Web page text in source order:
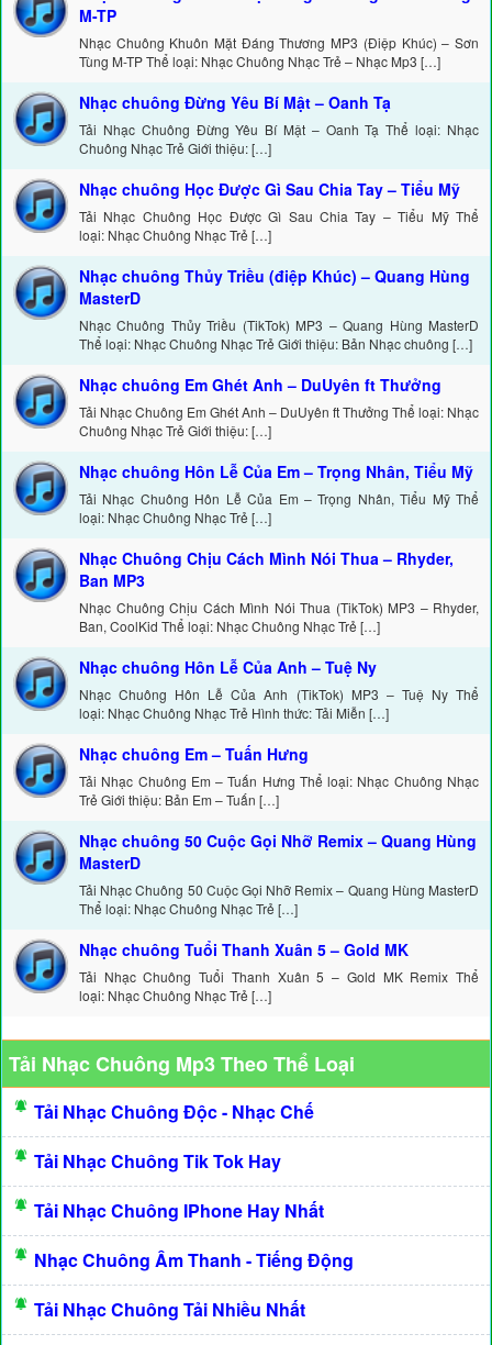
M-TP
Nhạc Chuông Khuôn Mặt Đáng Thương MP3 (Điệp Khúc) – Sơn
Tùng M-TP Thể loại: Nhạc Chuông Nhạc Trẻ – Nhạc Mp3 […]
Nhạc chuông Đừng Yêu Bí Mật – Oanh Tạ
Tải Nhạc Chuông Đừng Yêu Bí Mật – Oanh Tạ Thể loại: Nhạc
Chuông Nhạc Trẻ Giới thiệu: […]
Nhạc chuông Học Được Gì Sau Chia Tay – Tiểu Mỹ
Tải Nhạc Chuông Học Được Gì Sau Chia Tay – Tiểu Mỹ Thể
loại: Nhạc Chuông Nhạc Trẻ […]
Nhạc chuông Thủy Triều (điệp Khúc) – Quang Hùng
MasterD
Nhạc Chuông Thủy Triều (TikTok) MP3 – Quang Hùng MasterD
Thể loại: Nhạc Chuông Nhạc Trẻ Giới thiệu: Bản Nhạc chuông […]
Nhạc chuông Em Ghét Anh – DuUyên ft Thưởng
Tải Nhạc Chuông Em Ghét Anh – DuUyên ft Thưởng Thể loại: Nhạc
Chuông Nhạc Trẻ Giới thiệu: […]
Nhạc chuông Hôn Lễ Của Em – Trọng Nhân, Tiểu Mỹ
Tải Nhạc Chuông Hôn Lễ Của Em – Trọng Nhân, Tiểu Mỹ Thể
loại: Nhạc Chuông Nhạc Trẻ […]
Nhạc Chuông Chịu Cách Mình Nói Thua – Rhyder,
Ban MP3
Nhạc Chuông Chịu Cách Mình Nói Thua (TikTok) MP3 – Rhyder,
Ban, CoolKid Thể loại: Nhạc Chuông Nhạc Trẻ […]
Nhạc chuông Hôn Lễ Của Anh – Tuệ Ny
Nhạc Chuông Hôn Lễ Của Anh (TikTok) MP3 – Tuệ Ny Thể
loại: Nhạc Chuông Nhạc Trẻ Hình thức: Tải Miễn […]
Nhạc chuông Em – Tuấn Hưng
Tải Nhạc Chuông Em – Tuấn Hưng Thể loại: Nhạc Chuông Nhạc
Trẻ Giới thiệu: Bản Em – Tuấn […]
Nhạc chuông 50 Cuộc Gọi Nhỡ Remix – Quang Hùng
MasterD
Tải Nhạc Chuông 50 Cuộc Gọi Nhỡ Remix – Quang Hùng MasterD
Thể loại: Nhạc Chuông Nhạc Trẻ […]
Nhạc chuông Tuổi Thanh Xuân 5 – Gold MK
Tải Nhạc Chuông Tuổi Thanh Xuân 5 – Gold MK Remix Thể
loại: Nhạc Chuông Nhạc Trẻ […]
Tải Nhạc Chuông Mp3 Theo Thể Loại
Tải Nhạc Chuông Độc - Nhạc Chế
Tải Nhạc Chuông Tik Tok Hay
Tải Nhạc Chuông IPhone Hay Nhất
Nhạc Chuông Âm Thanh - Tiếng Động
Tải Nhạc Chuông Tải Nhiều Nhất